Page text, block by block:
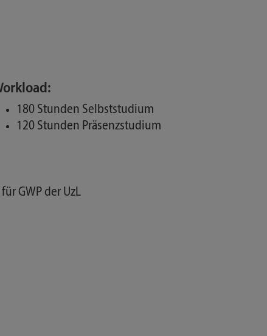
180 Stunden Selbststudium
120 Stunden Präsenzstudium
GWP der UzL